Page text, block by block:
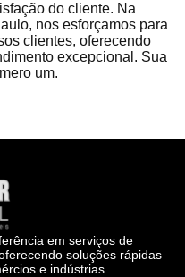
do cliente. Na
nos esforçamos para
clientes, oferecendo
excepcional. Sua
um.
em serviços de
soluções rápidas
e indústrias.